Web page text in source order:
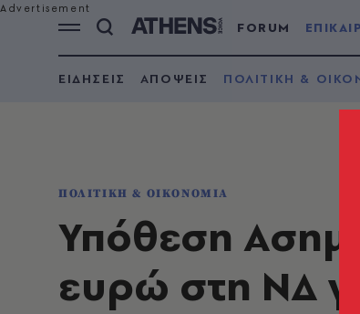
FORUM
ΕΙΔΗΣΕΙΣ ΑΠΟΨΕΙΣ ΠΟΛΙΤΙΚΗ &
ΠΟΛΙΤΙΚΗ & ΟΙΚΟΝΟΜΙΑ
Υπόθεση
ευρώ στη ΝΔ